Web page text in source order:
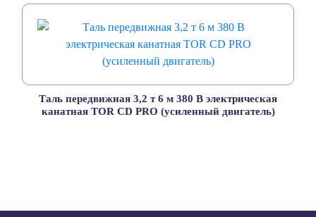
Таль передвижная 3,2 т 6 м 380 В электрическая
канатная TOR CD PRO (усиленный двигатель)